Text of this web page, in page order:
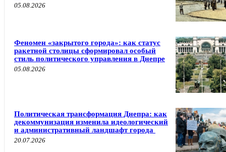
05.08.2026
Феномен «закрытого города»: как статус
ракетной столицы сформировал особый
стиль политического управления в Днепре
05.08.2026
Политическая трансформация Днепра: как
декоммунизация изменила идеологический
и административный ландшафт города
20.07.2026